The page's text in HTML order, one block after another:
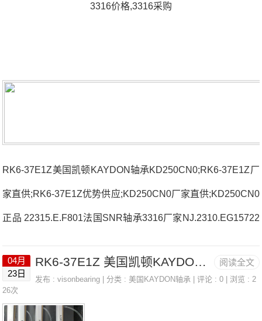
3316价格,3316采购
RK6-37E1Z美国凯顿KAYDON轴承KD250CN0;RK6-37E1Z厂
家直供;RK6-37E1Z优势供应;KD250CN0厂家直供;KD250CN0
正品 22315.E.F801法国SNR轴承3316厂家NJ.2310.EG15722
国SNR轴承3316参数3316价格,3316采购 热销型号推荐：331
6，FCB22428H RK6-37E1Z，P4BE407-SRB-SRE热销品牌
推荐：7205.HG1DBJ74D6026ZZ/5K33163316价格,3316采购
阅读全文
04月
23日
RK6-37E1Z 美国凯顿KAYDON轴承 KD250CN0
发布 :visonbearing | 分类 :美国KAYDON轴承 | 评论 : 0 | 浏览 : 2
26次